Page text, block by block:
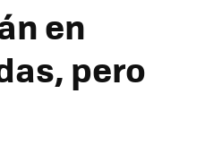
en
pero